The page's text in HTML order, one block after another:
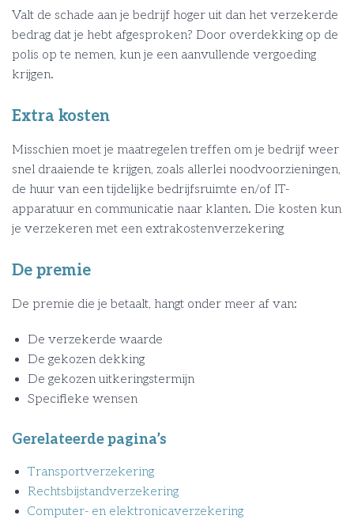
Valt de schade aan je bedrijf hoger uit dan het verzekerde
bedrag dat je hebt afgesproken? Door overdekking op de
polis op te nemen, kun je een aanvullende vergoeding
krijgen.
Extra kosten
Misschien moet je maatregelen treffen om je bedrijf weer
snel draaiende te krijgen, zoals allerlei noodvoorzieningen,
de huur van een tijdelijke bedrijfsruimte en/of IT-
apparatuur en communicatie naar klanten. Die kosten kun
je verzekeren met een extrakostenverzekering
De premie
De premie die je betaalt, hangt onder meer af van:
De verzekerde waarde
De gekozen dekking
De gekozen uitkeringstermijn
Specifieke wensen
Gerelateerde pagina’s
Transportverzekering
Rechtsbijstandverzekering
Computer- en elektronicaverzekering